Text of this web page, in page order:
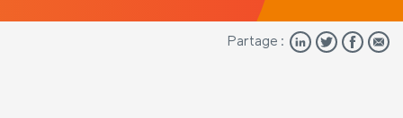
Partage :